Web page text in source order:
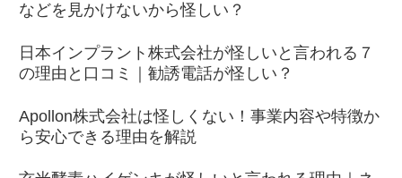
などを見かけないから怪しい？
日本インプラント株式会社が怪しいと言われる７
の理由と口コミ｜勧誘電話が怪しい？
Apollon株式会社は怪しくない！事業内容や特徴か
ら安心できる理由を解説